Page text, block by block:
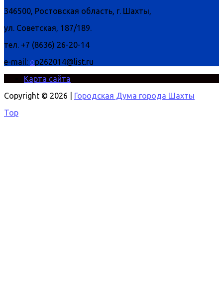
346500, Ростовская область, г. Шахты,
ул. Советская, 187/189.
тел. +7 (8636) 26-20-14
e-mail: op262014@list.ru
Карта сайта
Copyright © 2026 |
Городская Дума города Шахты
Top